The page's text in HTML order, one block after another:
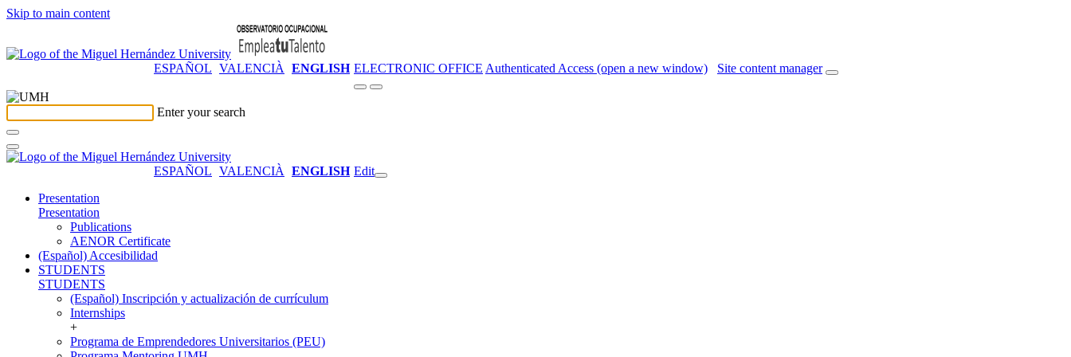
Skip to main content
ESPAÑOL VALENCIÀ ENGLISH ELECTRONIC OFFICE Authenticated Access (open a new window) Site content manager
Enter your search
ESPAÑOL VALENCIÀ ENGLISH Edit
Presentation
Presentation
Publications
AENOR Certificate
(Español) Accesibilidad
STUDENTS
STUDENTS
(Español) Inscripción y actualización de currículum
Internships
+
Programa de Emprendedores Universitarios (PEU)